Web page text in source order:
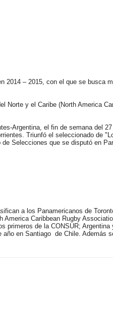
– 2015, con el que se busca
y el Caribe (North America
Argentina, el fin de semana del
Triunfó el seleccionado de
Selecciones que se disputó en
a los Panamericanos de
Caribbean Rugby
de la CONSUR;
en Santiago de Chile. Además